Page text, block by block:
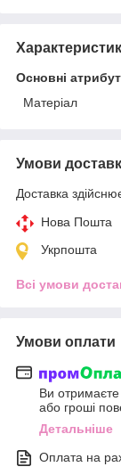
Основні
Матеріал
Умови
Доставка
Нова Пошта
Укрпошта
Всі умови
Умови оплати
Ви
або гроші
Детальніше
Оплата на